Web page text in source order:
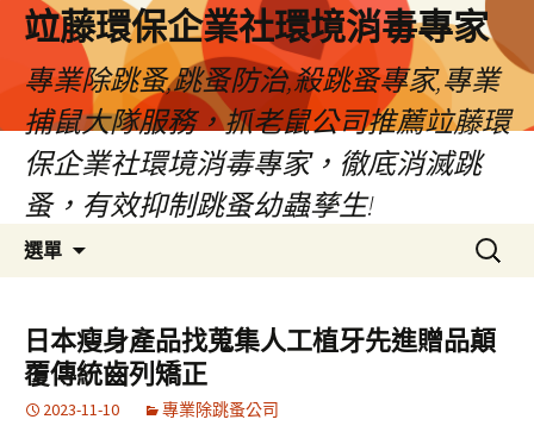
竝藤環保企業社環境消毒專家
專業除跳蚤,跳蚤防治,殺跳蚤專家,專業
捕鼠大隊服務，抓老鼠公司推薦竝藤環
保企業社環境消毒專家，徹底消滅跳
蚤，有效抑制跳蚤幼蟲孳生!
選單
容
區
搜
尋
鍵
字:
日本瘦身產品找蒐集人工植牙先進贈品顛
覆傳統齒列矯正
2023-11-10 專業除跳蚤公司